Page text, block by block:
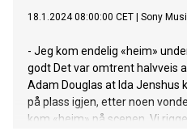
18.1.2024 08:00:00 CET Sony
- Jeg kom endelig «heim»
godt Det var omtrent halvveis
Adam Douglas at Ida Jenshus
på plass igjen, etter noen
kom «heim» på scenen. Vi